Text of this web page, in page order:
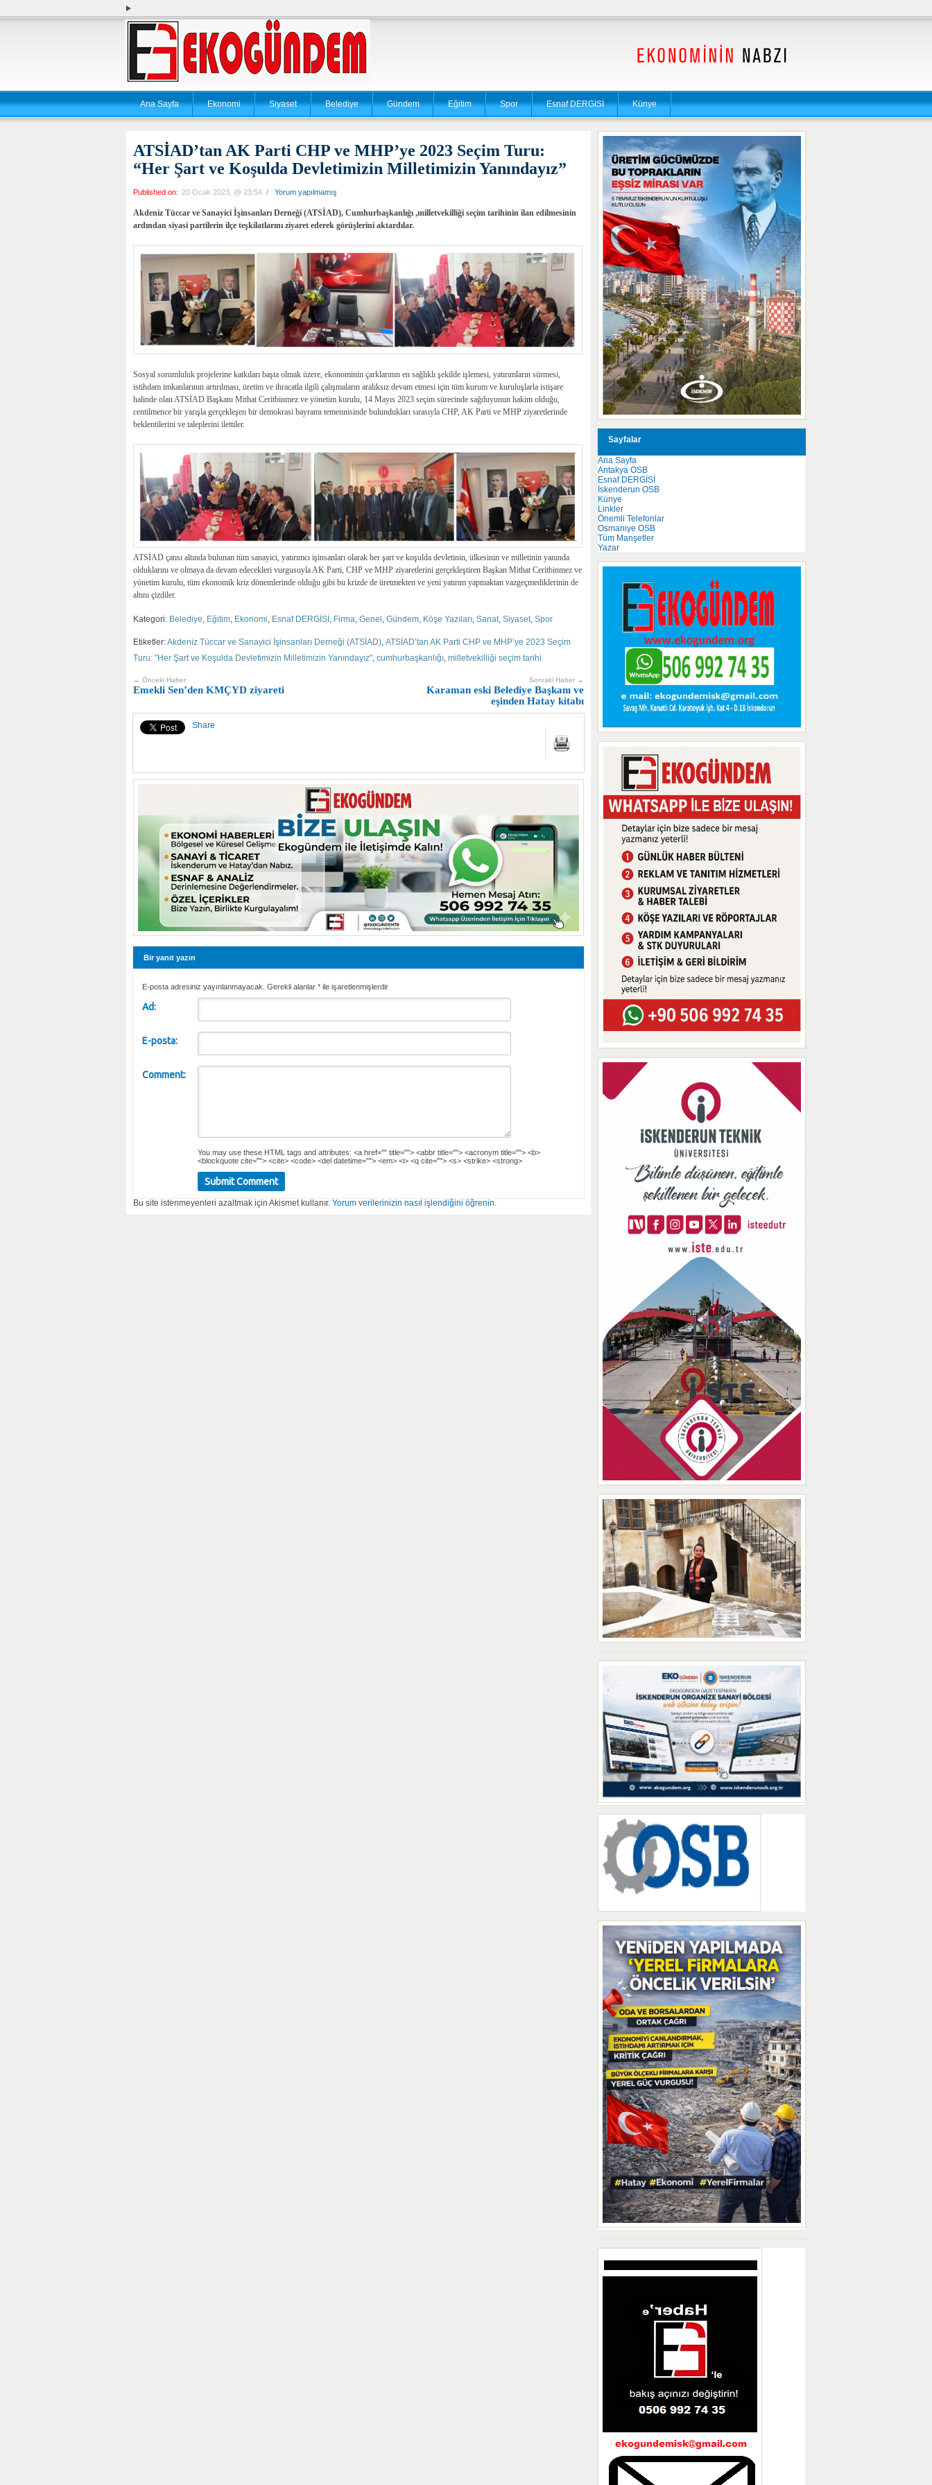
Ana Sayfa Ekonomi Siyaset Belediye Gündem Eğitim Spor Esnaf DERGİSİ Künye
ATSİAD’tan AK Parti CHP ve MHP’ye 2023 Seçim Turu:
“Her Şart ve Koşulda Devletimizin Milletimizin Yanındayız”
Published on: 20 Ocak 2023, @ 23:54 / Yorum yapılmamış
Akdeniz Tüccar ve Sanayici İşinsanları Derneği (ATSİAD), Cumhurbaşkanlığı ,milletvekilliği seçim tarihinin ilan edilmesinin
ardından siyasi partilerin ilçe teşkilatlarını ziyaret ederek görüşlerini aktardılar.
Sosyal sorumluluk projelerine katkıları başta olmak üzere, ekonominin çarklarının en sağlıklı şekilde işlemesi, yatırımların sürmesi,
istihdam imkanlarının artırılması, üretim ve ihracatla ilgili çalışmaların aralıksız devam etmesi için tüm kurum ve kuruluşlarla istişare
halinde olan ATSİAD Başkanı Mithat Ceritbinmez ve yönetim kurulu, 14 Mayıs 2023 seçim sürecinde sağduyunun hakim olduğu,
centilmence bir yarışla gerçekleşen bir demokrasi bayramı temennisinde bulundukları sırasıyla CHP, AK Parti ve MHP ziyaretlerinde
beklentilerini ve taleplerini ilettiler.
ATSİAD çatısı altında bulunan tüm sanayici, yatırımcı işinsanları olarak her şart ve koşulda devletinin, ülkesinin ve milletinin yanında
olduklarını ve olmaya da devam edecekleri vurgusuyla AK Parti, CHP ve MHP ziyaretlerini gerçekleştiren Başkan Mithat Ceritbinmez ve
yönetim kurulu, tüm ekonomik kriz dönemlerinde olduğu gibi bu krizde de üretmekten ve yeni yatırım yapmaktan vazgeçmediklerinin de
altını çizdiler.
Kategori: Belediye, Eğitim, Ekonomi, Esnaf DERGİSİ , Firma, Genel , Gündem, Köşe Yazıları, Sanat, Siyaset, Spor
Etiketler:Akdeniz Tüccar ve Sanayici İşinsanları Derneği (ATSİAD), ATSİAD’tan AK Parti CHP ve MHP’ye 2023 Seçim
Turu: "Her Şart ve Koşulda Devletimizin Milletimizin Yanındayız", cumhurbaşkanlığı, milletvekilliği seçim tarihi
Sonraki Haber →
Karaman eski Belediye Başkanı ve
eşinden Hatay kitabı
← Önceki Haber
Emekli Sen’den KMÇYD ziyareti
Share
Bir yanıt yazın
E-posta adresiniz yayınlanmayacak. Gerekli alanlar * ile işaretlenmişlerdir
Ad:
E-posta:
Comment:
You may use these HTML tags and attributes: <a href="" title=""> <abbr title=""> <acronym title=""> <b>
<blockquote cite=""> <cite> <code> <del datetime=""> <em> <i> <q cite=""> <s> <strike> <strong>
Bu site istenmeyenleri azaltmak için Akismet kullanır. Yorum verilerinizin nasıl işlendiğini öğrenin.
Sayfalar
Ana Sayfa
Antakya OSB
Esnaf DERGİSİ
İskenderun OSB
Künye
Linkler
Önemli Telefonlar
Osmaniye OSB
Tüm Manşetler
Yazar